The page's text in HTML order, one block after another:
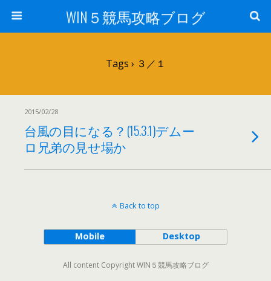
WIN５競馬攻略ブログ
Tags › ３／１
2015/02/28
台風の目になる？(15.3.1)デムー
ロ兄弟の見せ場か
Back to top
Mobile Desktop
All content Copyright WIN５競馬攻略ブログ